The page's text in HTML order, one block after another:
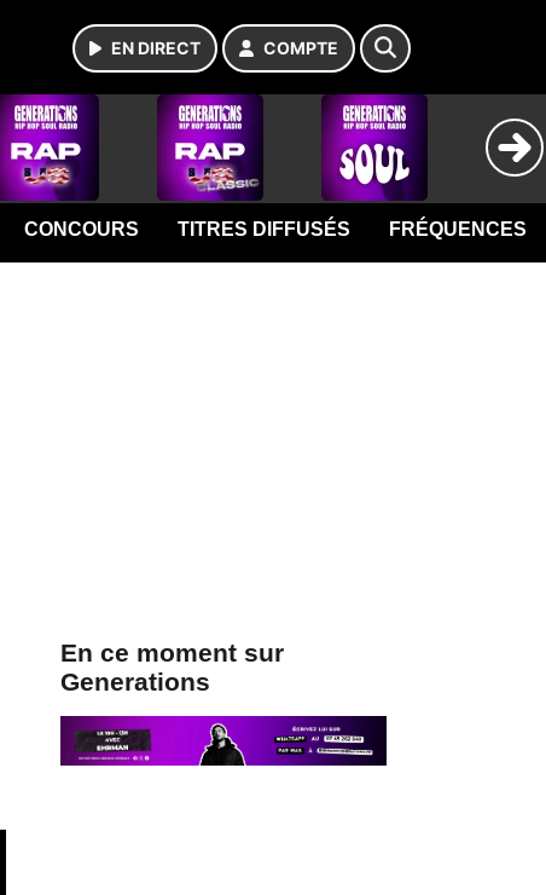
EN DIRECT COMPTE
CONCOURS TITRES DIFFUSÉS FRÉQUENCES
En ce moment sur
Generations